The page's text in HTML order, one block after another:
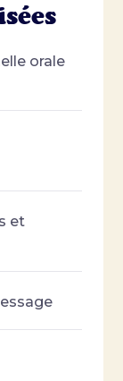
orale
et